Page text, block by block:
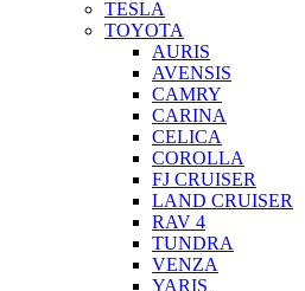
TESLA
TOYOTA
AURIS
AVENSIS
CAMRY
CARINA
CELICA
COROLLA
FJ CRUISER
LAND CRUISER
RAV 4
TUNDRA
VENZA
YARIS